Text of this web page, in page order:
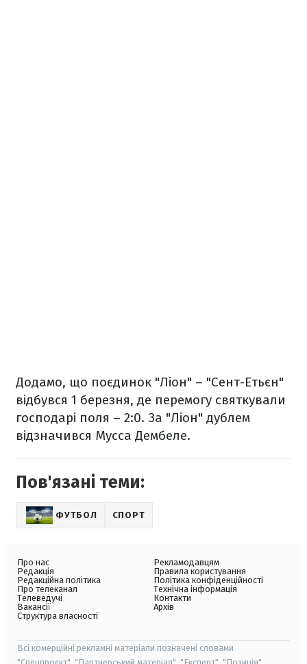
Додамо, що поєдинок "Ліон" – "Сент-Етьєн"
відбувся 1 березня, де перемогу святкували
господарі поля – 2:0. За "Ліон" дублем
відзначився Мусса Дембеле.
Пов'язані теми:
ФУТБОЛ СПОРТ
Про нас
Редакція
Редакційна політика
Про телеканал
Телеведучі
Вакансії
Структура власності
Рекламодавцям
Правила користування
Політика конфіденційності
Технічна інформація
Контакти
Архів
Всі комерційні рекламні матеріали позначені словами